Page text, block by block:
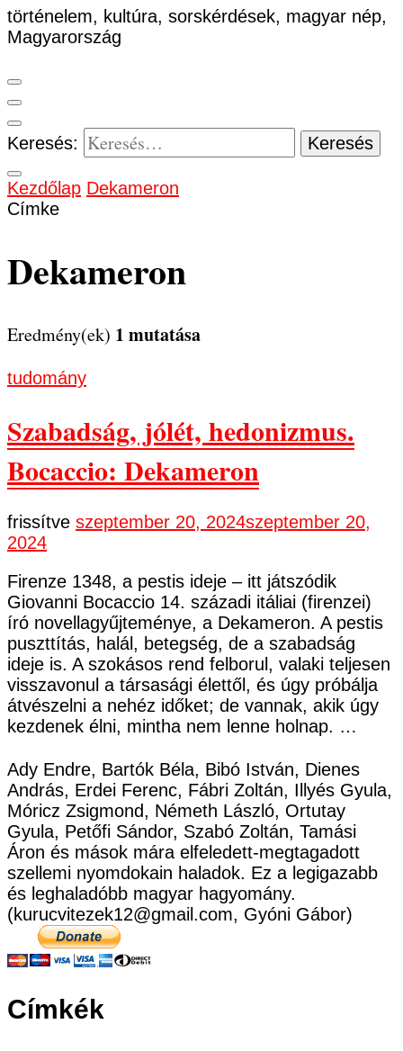
történelem, kultúra, sorskérdések, magyar nép,
Magyarország
Keresés:
Kezdőlap Dekameron
Címke
Dekameron
Eredmény(ek) 1 mutatása
tudomány
Szabadság, jólét, hedonizmus.
Bocaccio: Dekameron
frissítve szeptember 20, 2024szeptember 20,
2024
Firenze 1348, a pestis ideje – itt játszódik
Giovanni Bocaccio 14. századi itáliai (firenzei)
író novellagyűjteménye, a Dekameron. A pestis
puszttítás, halál, betegség, de a szabadság
ideje is. A szokásos rend felborul, valaki teljesen
visszavonul a társasági élettől, és úgy próbálja
átvészelni a nehéz időket; de vannak, akik úgy
kezdenek élni, mintha nem lenne holnap. …
Ady Endre, Bartók Béla, Bibó István, Dienes
András, Erdei Ferenc, Fábri Zoltán, Illyés Gyula,
Móricz Zsigmond, Németh László, Ortutay
Gyula, Petőfi Sándor, Szabó Zoltán, Tamási
Áron és mások mára elfeledett-megtagadott
szellemi nyomdokain haladok. Ez a legigazabb
és leghaladóbb magyar hagyomány.
(kurucvitezek12@gmail.com, Gyóni Gábor)
Címkék